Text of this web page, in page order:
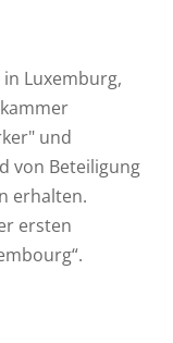
Luxemburg,
und
von Beteiligung
erhalten.
ersten